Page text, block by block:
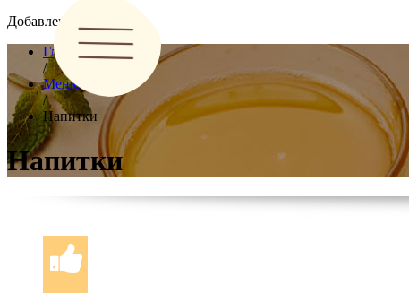
Добавлено:
Главная
/
Меню
/
Напитки
Напитки